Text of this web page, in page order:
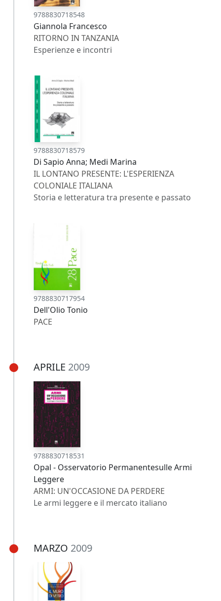
9788830718548
Giannola Francesco
RITORNO IN TANZANIA
Esperienze e incontri
9788830718579
Di Sapio Anna; Medi Marina
IL LONTANO PRESENTE: L'ESPERIENZA
COLONIALE ITALIANA
Storia e letteratura tra presente e passato
9788830717954
Dell'Olio Tonio
PACE
APRILE 2009
9788830718531
Opal - Osservatorio Permanentesulle Armi
Leggere
ARMI: UN'OCCASIONE DA PERDERE
Le armi leggere e il mercato italiano
MARZO 2009